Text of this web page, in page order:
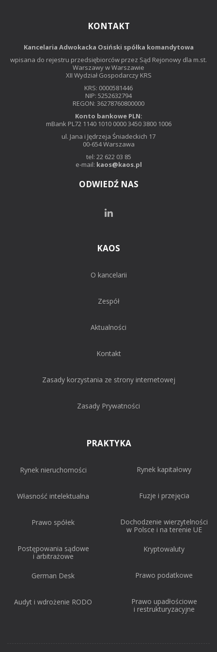
KONTAKT
Kancelaria Adwokacka Osiński spółka komandytowa
wpisana do rejestru przedsiębiorców przez Sąd Rejonowy dla m.st.
Warszawy w Warszawie
XII Wydział Gospodarczy KRS
KRS: 0000581446
NIP: 5252632794
REGON: 36278760800000
Konto bankowe PLN:
mBank PL72 1140 1010 0000 3450 3800 1006
ul. Jana i Jędrzeja Śniadeckich 17
00-654 Warszawa
tel: 22 622 03 85
e-mail: kaos@kaos.pl
ODWIEDŹ NAS
KAOS
O kancelarii
Zespół
Aktualności
Kontakt
Zasady korzystania ze strony internetowej
Zasady Prywatności
PRAKTYKA
Rynek nieruchomości
Własność intelektualna
Prawo spółek
Postępowania sądowe
i arbitrażowe
German Desk
Audyt i wdrożenie RODO
Rynek kapitałowy
Fuzje i przejęcia
Dochodzenie wierzytelności
w Polsce i na terenie UE
Kryptowaluty
Prawo podatkowe
Prawo upadłościowe
i restrukturyzacyjne